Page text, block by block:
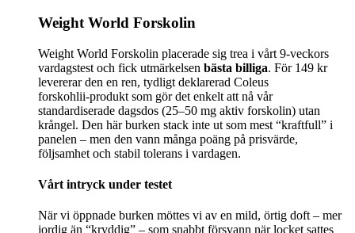
Weight World Forskolin
Weight World Forskolin placerade sig trea i vårt 9‑veckors
vardagstest och fick utmärkelsen bästa billiga. För 149 kr
levererar den en ren, tydligt deklarerad Coleus
forskohlii‑produkt som gör det enkelt att nå vår
standardiserade dagsdos (25–50 mg aktiv forskolin) utan
krångel. Den här burken stack inte ut som mest “kraftfull” i
panelen – men den vann många poäng på prisvärde,
följsamhet och stabil tolerans i vardagen.
Vårt intryck under testet
När vi öppnade burken möttes vi av en mild, örtig doft – mer
jordig än “kryddig” – som snabbt försvann när locket sattes